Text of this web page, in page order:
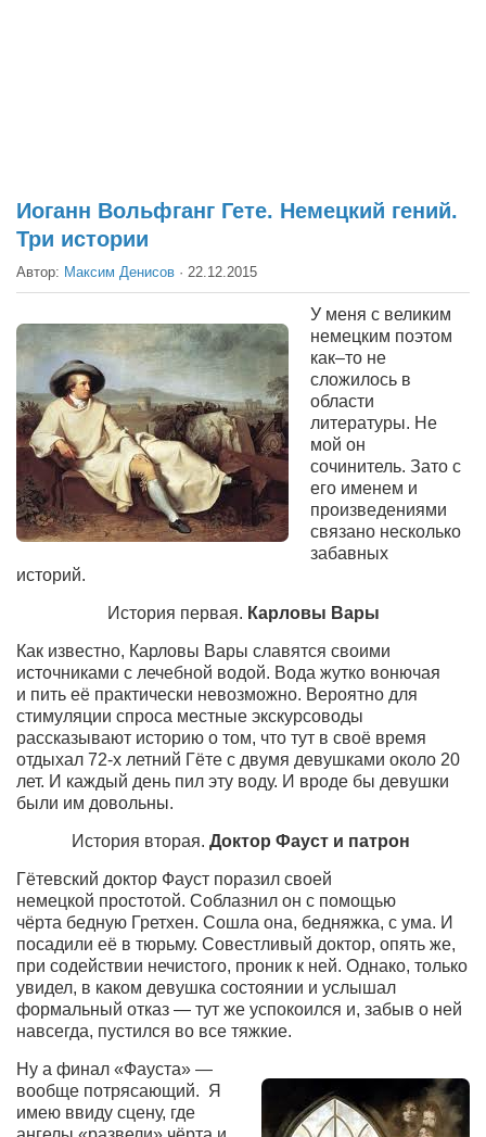
Факты
Выборы
Деньги
Опросы
Экология
Здоровье
Здоровый образ жизни
Сам себе доктор
Активный отдых
Курьезы
Арт-менеджеры
Орест Коваль
Тамара Кубракова
Елена Мельник
Сергей Шепилов
Актёры
Валентин Бурый
Артём Мяус
Александра Сокол
Барды
Владимир Айзенберг
Иоганн Вольфганг Гете. Немецкий гений.
Три истории
Автор: Максим Денисов · 22.12.2015
У меня с великим
немецким поэтом
как–то не
сложилось в
области
литературы. Не
мой он
сочинитель. Зато с
его именем и
произведениями
связано несколько
забавных
историй.
История первая. Карловы Вары
Как известно, Карловы Вары славятся своими
источниками с лечебной водой. Вода жутко вонючая
и пить её практически невозможно. Вероятно для
стимуляции спроса местные экскурсоводы
рассказывают историю о том, что тут в своё время
отдыхал 72-х летний Гёте с двумя девушками около 20
лет. И каждый день пил эту воду. И вроде бы девушки
были им довольны.
История вторая. Доктор Фауст и патрон
Гётевский доктор Фауст поразил своей
немецкой простотой. Соблазнил он с помощью
чёрта бедную Гретхен. Сошла она, бедняжка, с ума. И
посадили её в тюрьму. Совестливый доктор, опять же,
при содействии нечистого, проник к ней. Однако, только
увидел, в каком девушка состоянии и услышал
формальный отказ — тут же успокоился и, забыв о ней
навсегда, пустился во все тяжкие.
Ну а финал «Фауста» —
вообще потрясающий. Я
имею ввиду сцену, где